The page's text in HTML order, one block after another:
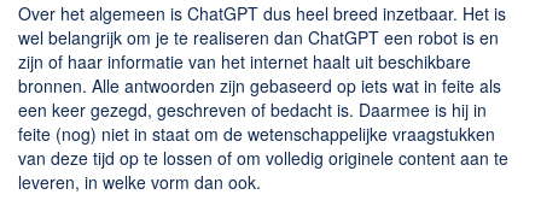
Over het algemeen is ChatGPT dus heel breed inzetbaar. Het is
wel belangrijk om je te realiseren dan ChatGPT een robot is en
zijn of haar informatie van het internet haalt uit beschikbare
bronnen. Alle antwoorden zijn gebaseerd op iets wat in feite als
een keer gezegd, geschreven of bedacht is. Daarmee is hij in
feite (nog) niet in staat om de wetenschappelijke vraagstukken
van deze tijd op te lossen of om volledig originele content aan te
leveren, in welke vorm dan ook.